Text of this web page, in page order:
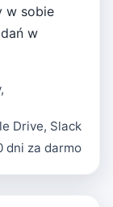
w sobie
w
Drive, Slack
dni za darmo